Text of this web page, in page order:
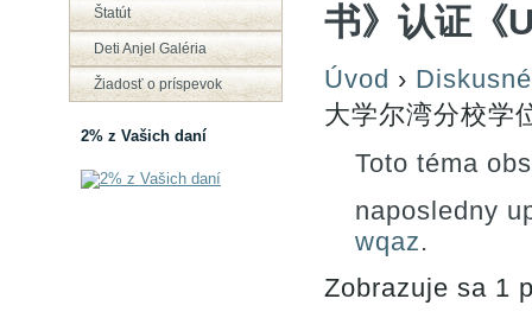
Štatút
Deti Anjel Galéria
Žiadosť o príspevok
2% z Vašich daní
书》认证《
Úvod ›
大学尔湾分校学
Toto téma
naposledny
wqaz.
Zobrazuje sa 1